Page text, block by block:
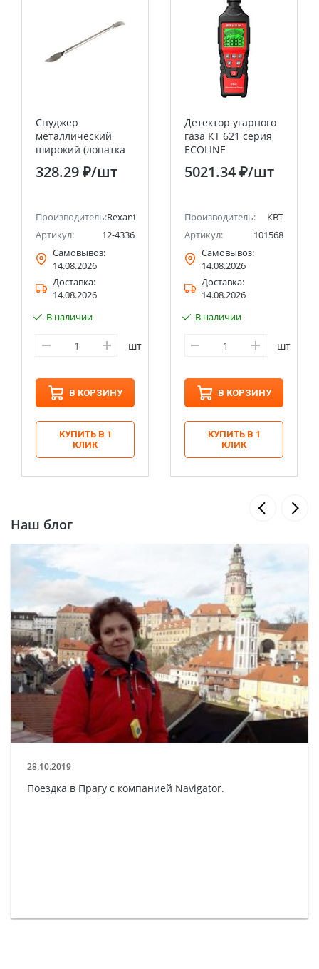
Спуджер
металлический
широкий (лопатка
двухсторонняя)
170мм REXANT
328.29 ₽/шт
Производитель:Rexant
Артикул:
12-4336
Самовывоз:
14.08.2026
Доставка:
14.08.2026
В наличии
шт
В КОРЗИНУ
КУПИТЬ В 1
КЛИК
Детектор угарного
газа КТ 621 серия
ECOLINE
5021.34 ₽/шт
Производитель:
КВТ
Артикул:
101568
Самовывоз:
14.08.2026
Доставка:
14.08.2026
В наличии
шт
В КОРЗИНУ
КУПИТЬ В 1
КЛИК
Наш блог
28.10.2019
Поездка в Прагу с компанией Navigator.